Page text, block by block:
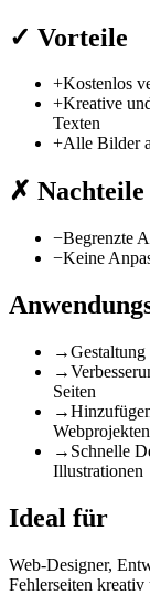
✓ Vorteile
+Kostenlos
+Kreative
Texten
+Alle Bilder
✗ Nachteile
−Begrenzte
−Keine
→Gestaltung
→
Seiten
→
Webprojekten
→ Schnelle
Illustrationen
Ideal für
Web-Designer,
Fehlerseiten